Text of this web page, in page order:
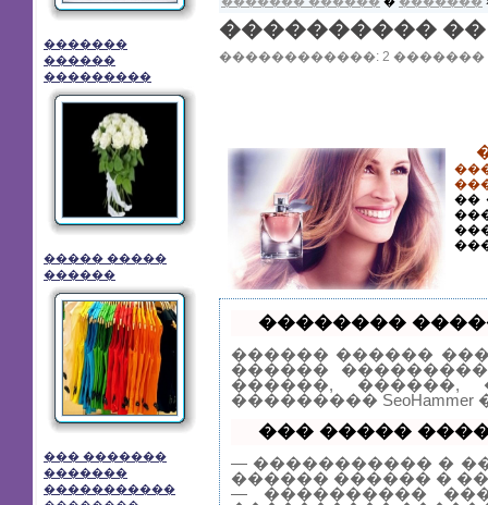
�������
������
���������
����� �����
������
��� �������
�������
�����������
����������
������������: 2 �������
��
��������
������ ������
������
������, ������,
���������
��� �����
— ����������� �
������ ������ �
— ����������